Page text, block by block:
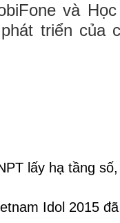
và
triển của
lấy hạ tầng
Idol 2015